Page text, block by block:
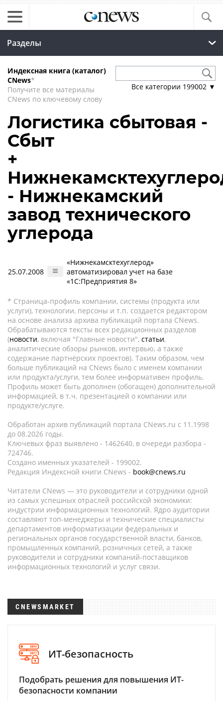
Разделы
Индексная книга (каталог)
CNews*
Получите все материалы
CNews по ключевому слову
Все категории 199002 ▼
Логистика сбытовая -
Сбыт
+
- Нижнекамский
завод технического
углерода
25.07.2008
«Нижнекамсктехуглерод»
автоматизировал учет на базе
«1С:Предприятия 8»
* Страница-профиль компании, системы (продукта или
услуги), технологии, персоны и т.п. создается редактором
на основе анализа архива публикаций портала CNews.
Обрабатываются тексты всех редакционных разделов
(новости, включая "Главные новости", статьи,
аналитические обзоры рынков, интервью, а также
содержание партнёрских проектов). Таким образом, чем
больше публикаций на CNews было с именем компании
или продукта/услуги, тем более информативен профиль.
Профиль может быть дополнен (обогащен) дополнительной
информацией, в т.ч. презентацией о компании или
продукте/услуге.
Обработан архив публикаций портала CNews.ru c 11.1998
до 08.2026 годы.
Ключевых фраз выявлено - 1462640, в очереди разбора -
724746.
Создано именных указателей - 199002.
Редакция Индексной книги CNews - book@cnews.ru
Читатели CNews — это руководители и сотрудники одной
из самых успешных отраслей российской экономики:
индустрии информационных технологий. Ядро аудитории
составляют топ-менеджеры и технические специалисты
департаментов информатизации федеральных и
региональных органов государственной власти, банков,
промышленных компаний, розничных сетей, а также
руководители и сотрудники компаний-поставщиков
информационных технологий и услуг связи.
CNEWSMARKET
ИТ-безопасность
Подобрать решения для повышения ИТ-
безопасности компании